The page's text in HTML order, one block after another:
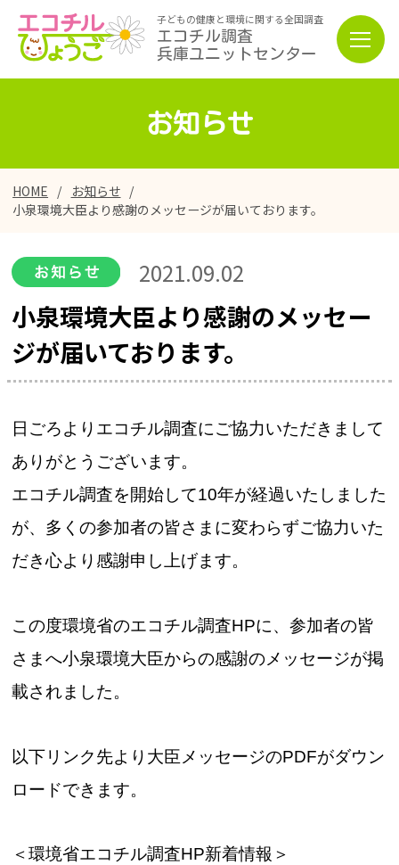
子どもの健康と環境に関する全国調査
エコチル調査
兵庫ユニットセンター
お知らせ
HOME
お知らせ
小泉環境大臣より感謝のメッセージが届いております。
小泉環境大臣より感謝のメッセー
ジが届いております。
2021.09.02
日ごろよりエコチル調査にご協力いただきまして
ありがとうございます。
エコチル調査を開始して10年が経過いたしました
が、多くの参加者の皆さまに変わらずご協力いた
だき心より 感謝申し上げます。
この度環境省のエコチル調査HPに、参加者の皆
さまへ小泉環境大臣からの感謝のメッセージが掲
載されました。
以下リンク先より大臣メッセージのPDFがダウン
ロードできます。
＜環境省エコチル調査HP新着情報＞